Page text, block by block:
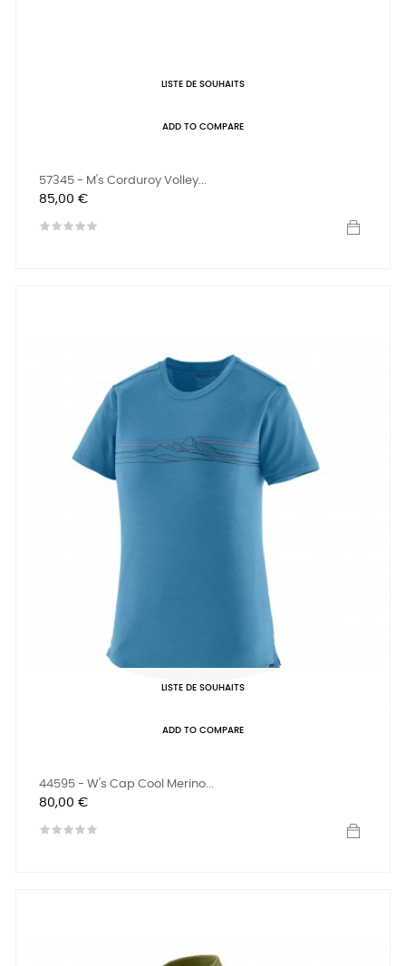
LISTE DE SOUHAITS
ADD TO COMPARE
57345 - M's Corduroy Volley...
Prix
85,00 €
LISTE DE SOUHAITS
ADD TO COMPARE
44595 - W's Cap Cool Merino...
Prix
80,00 €